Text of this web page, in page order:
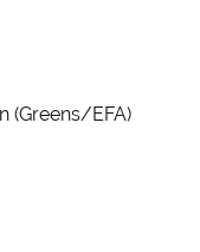
(Greens/EFA)